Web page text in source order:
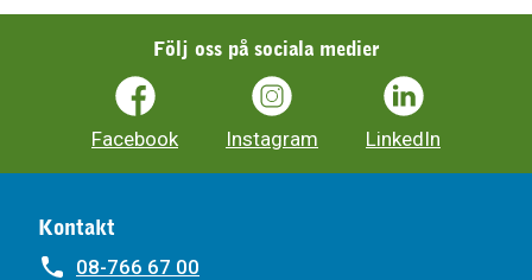
Följ oss på sociala medier
Facebook Instagram LinkedIn
Kontakt
08-766 67 00